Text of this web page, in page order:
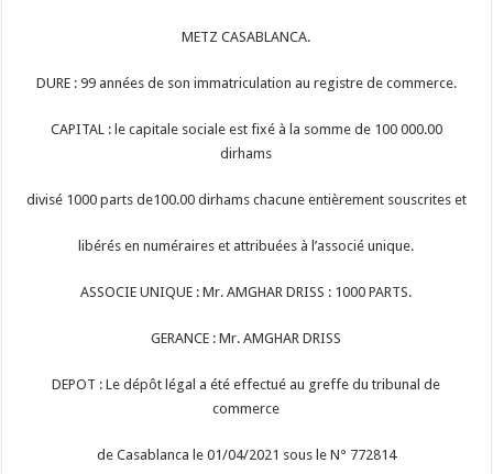
METZ CASABLANCA.
DURE : 99 années de son immatriculation au registre de commerce.
CAPITAL : le capitale sociale est fixé à la somme de 100 000.00
dirhams
divisé 1000 parts de100.00 dirhams chacune entièrement souscrites et
libérés en numéraires et attribuées à l’associé unique.
ASSOCIE UNIQUE : Mr. AMGHAR DRISS : 1000 PARTS.
GERANCE : Mr. AMGHAR DRISS
DEPOT : Le dépôt légal a été effectué au greffe du tribunal de
commerce
de Casablanca le 01/04/2021 sous le N° 772814